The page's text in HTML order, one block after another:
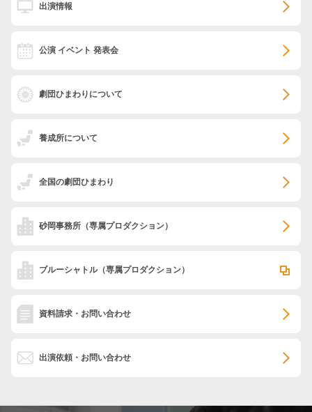
出演情報
公演 イベント 発表会
劇団ひまわりについて
養成所について
全国の劇団ひまわり
砂岡事務所 （専属プロダクション）
ブルーシャトル（専属プロダクション）
資料請求・お問い合わせ
出演依頼・お問い合わせ